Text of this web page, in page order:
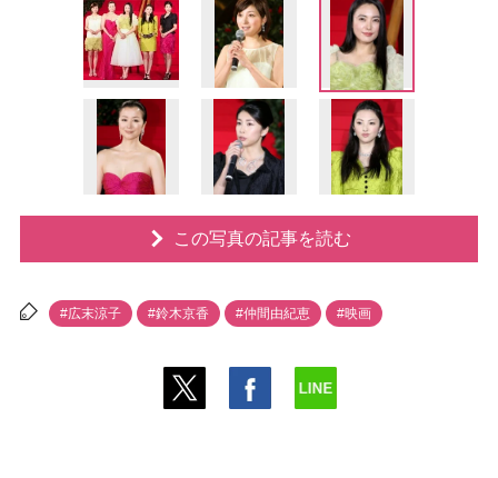
この写真の記事を読む
#広末涼子 #鈴木京香 #仲間由紀恵 #映画